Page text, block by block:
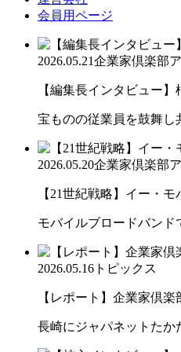
会員用ページ
2026.05.21企業家倶楽部
【編集長インタビュー
宝ものの従業員を鼓舞し
2026.05.20企業家倶楽部
【21世紀戦略】イー・
モバイルブロードバンド
2026.05.16 トピックス
【レポート】企業家倶
長崎にジャパネットたか